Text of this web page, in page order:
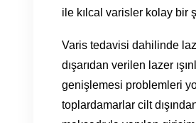
ile kılcal varisler kolay bir
Varis tedavisi dahilinde
dışarıdan verilen lazer
genişlemesi problemleri
toplardamarlar cilt